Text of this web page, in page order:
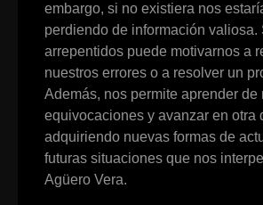
embargo, si no existiera nos
perdiendo de información valiosa.
arrepentidos puede motivarnos a
nuestros errores o a resolver un
Además, nos permite aprender de
equivocaciones y avanzar en otra
adquiriendo nuevas formas de
futuras situaciones que nos
Agüero Vera.